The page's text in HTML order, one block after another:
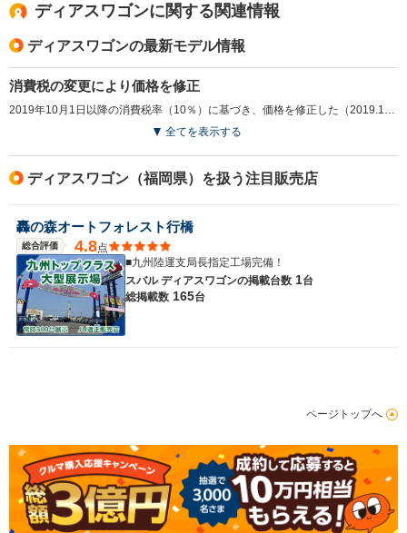
ディアスワゴンに関する関連情報
ディアスワゴンの最新モデル情報
消費税の変更により価格を修正
全てを表示する
ディアスワゴン（福岡県）を扱う注目販売店
轟の森オートフォレスト行橋
総合評価 4.8点
■九州陸運支局長指定工場完備！
スバル ディアスワゴンの掲載台数 1台
総掲載数 165台
ページトップへ